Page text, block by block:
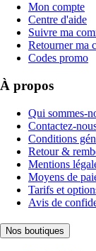
Mon compte
Centre d'aide
Suivre ma
Retourner ma
Codes promo
À propos
Qui sommes-
Contactez-
Conditions
Retour &
Mentions
Moyens de
Tarifs et
Avis de
Nos boutiques